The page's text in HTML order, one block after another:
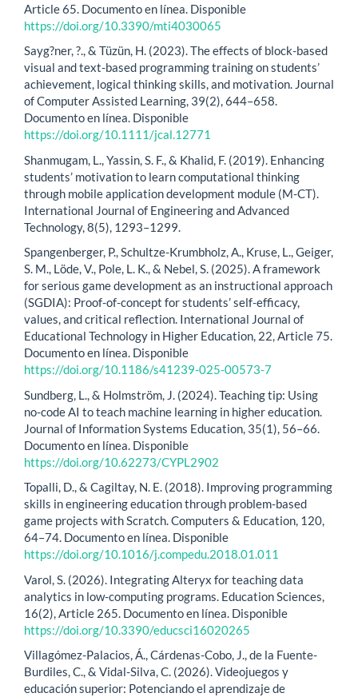
Article 65. Documento en línea. Disponible
https://doi.org/10.3390/mti4030065
Sayg?ner, ?., & Tüzün, H. (2023). The effects of block-based
visual and text-based programming training on students’
achievement, logical thinking skills, and motivation. Journal
of Computer Assisted Learning, 39(2), 644–658.
Documento en línea. Disponible
https://doi.org/10.1111/jcal.12771
Shanmugam, L., Yassin, S. F., & Khalid, F. (2019). Enhancing
students’ motivation to learn computational thinking
through mobile application development module (M-CT).
International Journal of Engineering and Advanced
Technology, 8(5), 1293–1299.
Spangenberger, P., Schultze-Krumbholz, A., Kruse, L., Geiger,
S. M., Löde, V., Pole, L. K., & Nebel, S. (2025). A framework
for serious game development as an instructional approach
(SGDIA): Proof-of-concept for students’ self-efficacy,
values, and critical reflection. International Journal of
Educational Technology in Higher Education, 22, Article 75.
Documento en línea. Disponible
https://doi.org/10.1186/s41239-025-00573-7
Sundberg, L., & Holmström, J. (2024). Teaching tip: Using
no-code AI to teach machine learning in higher education.
Journal of Information Systems Education, 35(1), 56–66.
Documento en línea. Disponible
https://doi.org/10.62273/CYPL2902
Topalli, D., & Cagiltay, N. E. (2018). Improving programming
skills in engineering education through problem-based
game projects with Scratch. Computers & Education, 120,
64–74. Documento en línea. Disponible
https://doi.org/10.1016/j.compedu.2018.01.011
Varol, S. (2026). Integrating Alteryx for teaching data
analytics in low-computing programs. Education Sciences,
16(2), Article 265. Documento en línea. Disponible
https://doi.org/10.3390/educsci16020265
Villagómez-Palacios, Á., Cárdenas-Cobo, J., de la Fuente-
Burdiles, C., & Vidal-Silva, C. (2026). Videojuegos y
educación superior: Potenciando el aprendizaje de